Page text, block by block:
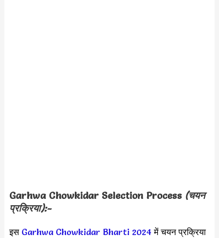
Garhwa Chowkidar Selection Process (चयन
प्रक्रिया):-
इस Garhwa Chowkidar Bharti 2024 में चयन प्रक्रिया